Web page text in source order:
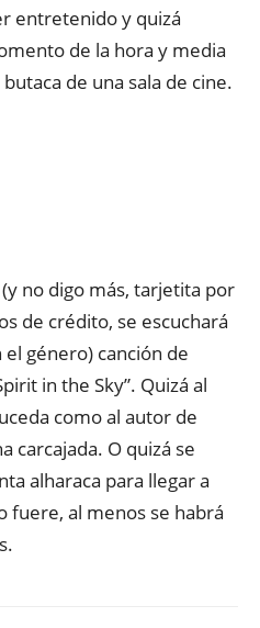
entretenido y quizá
de la hora y media
de una sala de cine.
no digo más, tarjetita por
de crédito, se escuchará
el género) canción de
in the Sky”. Quizá al
como al autor de
carcajada. O quizá se
alharaca para llegar a
fuere, al menos se habrá